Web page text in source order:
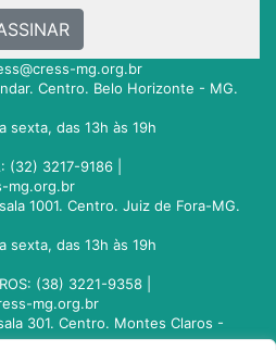
mg.org.br
Centro. Belo Horizonte - MG.
sexta, das 13h às 19h
(32) 3217-9186 |
mg.org.br
1001. Centro. Juiz de Fora-MG.
sexta, das 13h às 19h
(38) 3221-9358 |
mg.org.br
301. Centro. Montes Claros -